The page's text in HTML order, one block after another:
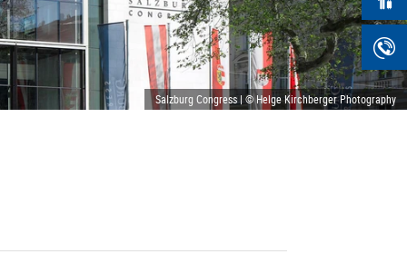
Salzburg Congress | © Helge Kirchberger Photography